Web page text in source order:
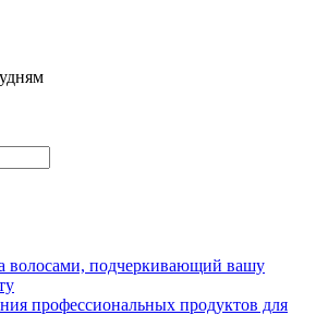
волосами, подчеркивающий вашу
профессиональных продуктов для